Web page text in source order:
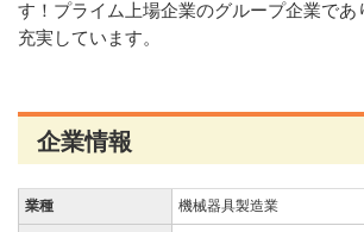
す！プライム上場企業のグループ企業であ
充実しています。
企業情報
業種 機械器具製造業